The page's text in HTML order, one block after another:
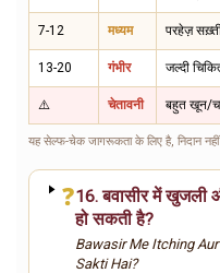
7-12 मध्यम परहेज़
13-20 गंभीर जल्दी
⚠️ चेतावनी बहुत खून/
यह सेल्फ-चेक जागरूकता के लिए है, निदान
❓16. बवासीर में खुजली
हो सकती है?
Bawasir Me Itching
Sakti Hai?